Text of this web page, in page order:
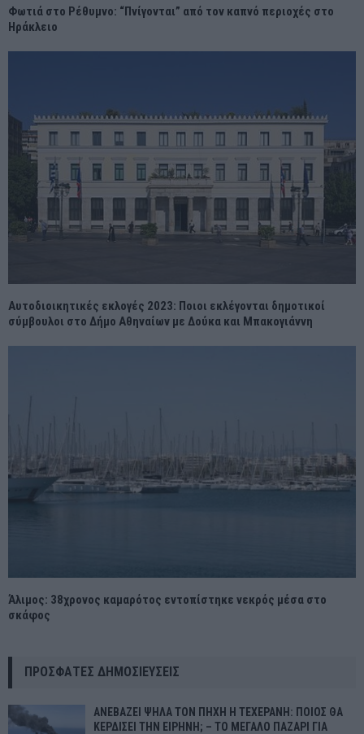
Φωτιά στο Ρέθυμνο: “Πνίγονται” από τον καπνό περιοχές στο
Ηράκλειο
Αυτοδιοικητικές εκλογές 2023: Ποιοι εκλέγονται δημοτικοί
σύμβουλοι στο Δήμο Αθηναίων με Δούκα και Μπακογιάννη
Άλιμος: 38χρονος καμαρότος εντοπίστηκε νεκρός μέσα στο
σκάφος
ΠΡΌΣΦΑΤΕΣ ΔΗΜΟΣΙΕΎΣΕΙΣ
ΑΝΕΒΑΖΕΙ ΨΗΛΑ ΤΟΝ ΠΗΧΗ Η ΤΕΧΕΡΑΝΗ: ΠΟΙΟΣ ΘΑ
ΚΕΡΔΙΣΕΙ ΤΗΝ ΕΙΡΗΝΗ; – ΤΟ ΜΕΓΑΛΟ ΠΑΖΑΡΙ ΓΙΑ